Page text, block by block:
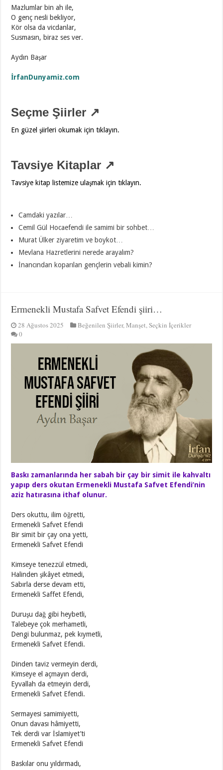
Mazlumlar bin ah ile,
O genç nesli bekliyor,
Kör olsa da vicdanlar,
Susmasın, biraz ses ver.
Aydın Başar
İrfanDunyamiz.com
Seçme Şiirler ↗
En güzel şiirleri okumak için tıklayın.
Tavsiye Kitaplar ↗
Tavsiye kitap listemize ulaşmak için tıklayın.
Camdaki yazılar…
Cemil Gül Hocaefendi ile samimi bir sohbet…
Murat Ülker ziyaretim ve boykot…
Mevlana Hazretlerini nerede arayalım?
İnancından koparılan gençlerin vebali kimin?
Ermenekli Mustafa Safvet Efendi şiiri…
28 Ağustos 2025 Beğenilen Şiirler,Manşet,Seçkin İçerikler
0
Baskı zamanlarında her sabah bir çay bir simit ile kahvaltı
yapıp ders okutan Ermenekli Mustafa Safvet Efendi’nin
aziz hatırasına ithaf olunur.
Ders okuttu, ilim öğretti,
Ermenekli Safvet Efendi
Bir simit bir çay ona yetti,
Ermenekli Safvet Efendi
Kimseye tenezzül etmedi,
Halinden şikâyet etmedi,
Sabırla derse devam etti,
Ermenekli Saffet Efendi,
Duruşu dağ gibi heybetli,
Talebeye çok merhametli,
Dengi bulunmaz, pek kıymetli,
Ermenekli Safvet Efendi.
Dinden taviz vermeyin derdi,
Kimseye el açmayın derdi,
Eyvallah da etmeyin derdi,
Ermenekli Safvet Efendi.
Sermayesi samimiyetti,
Onun davası hâmiyetti,
Tek derdi var İslamiyet’ti
Ermenekli Safvet Efendi
Baskılar onu yıldırmadı,